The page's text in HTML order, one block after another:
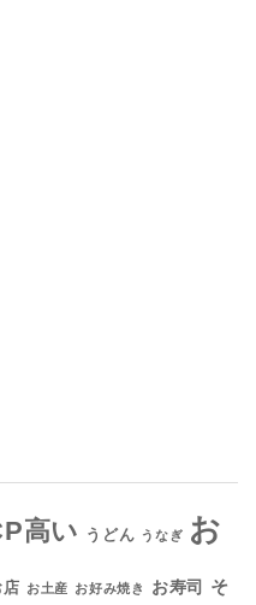
高い うどん うなぎ お
店 お土産 お好み焼き お寿司 そ